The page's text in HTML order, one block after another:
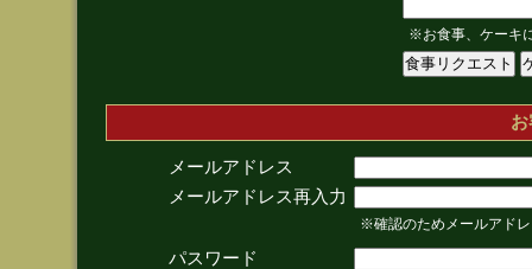
※お食事、ケーキ
メールアドレス
メールアドレス再入力
※確認のためメールアド
パスワード